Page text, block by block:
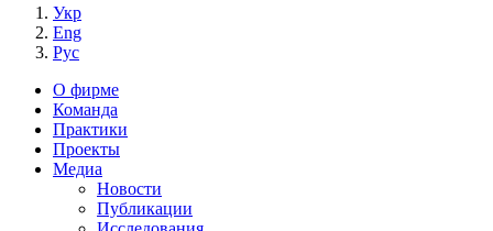
Укр
Eng
Рус
О фирме
Команда
Практики
Проекты
Медиа
Новости
Публикации